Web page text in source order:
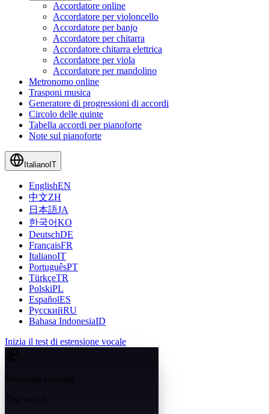
Accordatore online
Accordatore per violoncello
Accordatore per banjo
Accordatore per chitarra
Accordatore chitarra elettrica
Accordatore per viola
Accordatore per mandolino
Metronomo online
Trasponi musica
Generatore di progressioni di accordi
Circolo delle quinte
Tabella accordi per pianoforte
Note sul pianoforte
Italiano IT
EnglishEN
中文ZH
日本語JA
한국어KO
DeutschDE
FrançaisFR
ItalianoIT
PortuguêsPT
TürkçeTR
PolskiPL
EspañolES
РусскийRU
Bahasa IndonesiaID
Inizia il test di estensione vocale
Test vocali